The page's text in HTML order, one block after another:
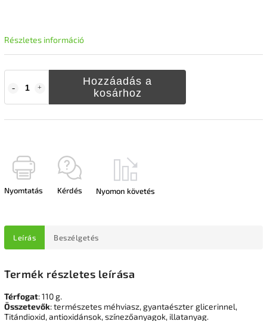
Hozzáadás a
kosárhoz
Részletes információ
Nyomtatás Kérdés Nyomon követés
Leírás Beszélgetés
Termék részletes leírása
Térfogat: 110 g.
Összetevők: természetes méhviasz, gyantaészter glicerinnel,
Titándioxid, antioxidánsok, színezőanyagok, illatanyag.